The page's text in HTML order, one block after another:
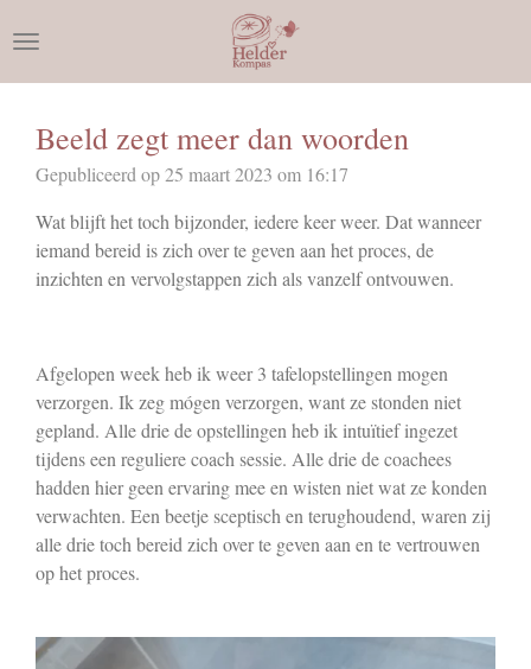
direct
naar
hoofdinhoud
Beeld zegt meer dan woorden
Gepubliceerd op 25 maart 2023 om 16:17
Wat blijft het toch bijzonder, iedere keer weer. Dat wanneer
iemand bereid is zich over te geven aan het proces, de
inzichten en vervolgstappen zich als vanzelf ontvouwen.
Afgelopen week heb ik weer 3 tafelopstellingen mogen
verzorgen. Ik zeg mógen verzorgen, want ze stonden niet
gepland. Alle drie de opstellingen heb ik intuïtief ingezet
tijdens een reguliere coach sessie. Alle drie de coachees
hadden hier geen ervaring mee en wisten niet wat ze konden
verwachten. Een beetje sceptisch en terughoudend, waren zij
alle drie toch bereid zich over te geven aan en te vertrouwen
op het proces.